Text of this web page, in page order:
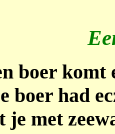
boer
boer had
je met